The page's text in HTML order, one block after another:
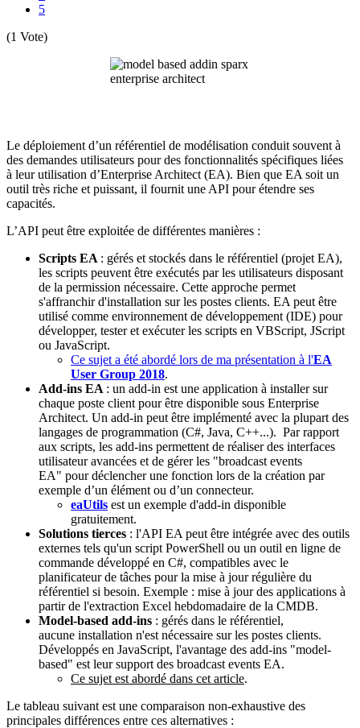
5
(1 Vote)
Le déploiement d’un référentiel de modélisation conduit souvent à
des demandes utilisateurs pour des fonctionnalités spécifiques liées
à leur utilisation d’Enterprise Architect (EA). Bien que EA soit un
outil très riche et puissant, il fournit une API pour étendre ses
capacités.
L’API peut être exploitée de différentes manières :
Scripts EA : gérés et stockés dans le référentiel (projet EA),
les scripts peuvent être exécutés par les utilisateurs disposant
de la permission nécessaire. Cette approche permet
s'affranchir d'installation sur les postes clients. EA peut être
utilisé comme environnement de développement (IDE) pour
développer, tester et exécuter les scripts en VBScript, JScript
ou JavaScript.
Ce sujet a été abordé lors de ma présentation à l'EA
User Group 2018.
Add-ins EA : un add-in est une application à installer sur
chaque poste client pour être disponible sous Enterprise
Architect. Un add-in peut être implémenté avec la plupart des
langages de programmation (C#, Java, C++...). Par rapport
aux scripts, les add-ins permettent de réaliser des interfaces
utilisateur avancées et de gérer les "broadcast events
EA" pour déclencher une fonction lors de la création par
exemple d’un élément ou d’un connecteur.
eaUtils est un exemple d'add-in disponible
gratuitement.
Solutions tierces : l'API EA peut être intégrée avec des outils
externes tels qu'un script PowerShell ou un outil en ligne de
commande développé en C#, compatibles avec le
planificateur de tâches pour la mise à jour régulière du
référentiel si besoin. Exemple : mise à jour des applications à
partir de l'extraction Excel hebdomadaire de la CMDB.
Model-based add-ins : gérés dans le référentiel,
aucune installation n'est nécessaire sur les postes clients.
Développés en JavaScript, l'avantage des add-ins "model-
based" est leur support des broadcast events EA.
Ce sujet est abordé dans cet article.
Le tableau suivant est une comparaison non-exhaustive des
principales différences entre ces alternatives :